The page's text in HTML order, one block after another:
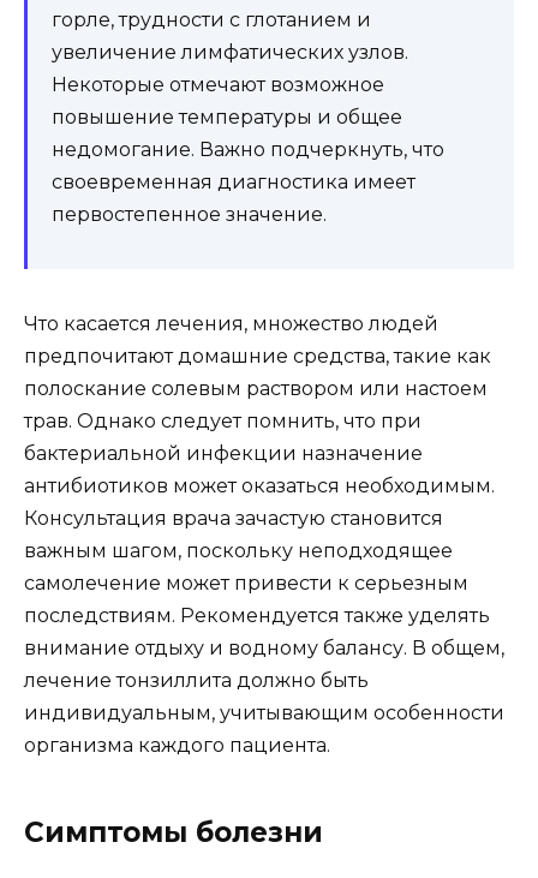
горле, трудности с глотанием и
увеличение лимфатических узлов.
Некоторые отмечают возможное
повышение температуры и общее
недомогание. Важно подчеркнуть, что
своевременная диагностика имеет
первостепенное значение.
Что касается лечения, множество людей
предпочитают домашние средства, такие как
полоскание солевым раствором или настоем
трав. Однако следует помнить, что при
бактериальной инфекции назначение
антибиотиков может оказаться необходимым.
Консультация врача зачастую становится
важным шагом, поскольку неподходящее
самолечение может привести к серьезным
последствиям. Рекомендуется также уделять
внимание отдыху и водному балансу. В общем,
лечение тонзиллита должно быть
индивидуальным, учитывающим особенности
организма каждого пациента.
Симптомы болезни